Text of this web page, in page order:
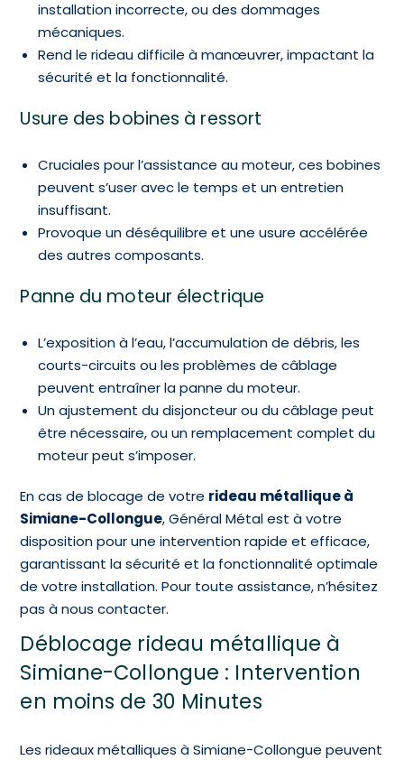
installation incorrecte, ou des dommages
mécaniques.
Rend le rideau difficile à manœuvrer, impactant la
sécurité et la fonctionnalité.
Usure des bobines à ressort
Cruciales pour l’assistance au moteur, ces bobines
peuvent s’user avec le temps et un entretien
insuffisant.
Provoque un déséquilibre et une usure accélérée
des autres composants.
Panne du moteur électrique
L’exposition à l’eau, l’accumulation de débris, les
courts-circuits ou les problèmes de câblage
peuvent entraîner la panne du moteur.
Un ajustement du disjoncteur ou du câblage peut
être nécessaire, ou un remplacement complet du
moteur peut s’imposer.
En cas de blocage de votre rideau métallique à
Simiane-Collongue, Général Métal est à votre
disposition pour une intervention rapide et efficace,
garantissant la sécurité et la fonctionnalité optimale
de votre installation. Pour toute assistance, n’hésitez
pas à nous contacter.
Déblocage rideau métallique à
Simiane-Collongue : Intervention
en moins de 30 Minutes
Les rideaux métalliques à Simiane-Collongue peuvent